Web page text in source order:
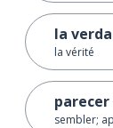
la
la vérité
parecer
sembler;